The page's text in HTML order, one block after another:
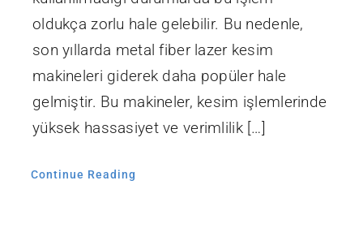
oldukça zorlu hale gelebilir. Bu nedenle,
son yıllarda metal fiber lazer kesim
makineleri giderek daha popüler hale
gelmiştir. Bu makineler, kesim işlemlerinde
yüksek hassasiyet ve verimlilik […]
Continue Reading